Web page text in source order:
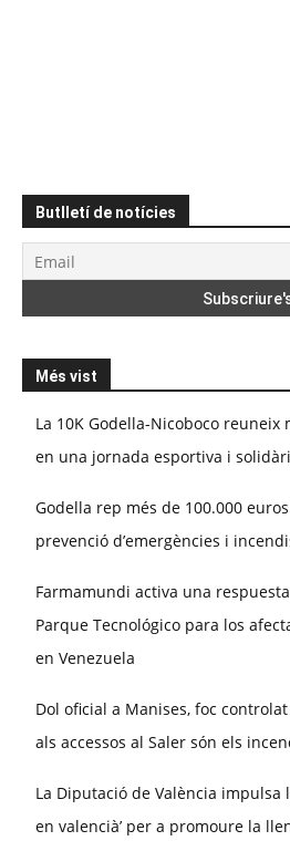
Butlletí de notícies
Més vist
La 10K Godella-Nicoboco
en una jornada esportiva i
Godella rep més de 100.000
prevenció d’emergències i
Farmamundi activa una
Parque Tecnológico para los
en Venezuela
Dol oficial a Manises, foc
als accessos al Saler són els
La Diputació de València impulsa
en valencià’ per a promoure la